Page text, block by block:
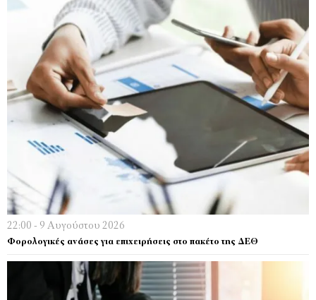
22:00 - 9 Αυγούστου 2026
Φορολογικές ανάσες για επιχειρήσεις στο πακέτο της ΔΕΘ